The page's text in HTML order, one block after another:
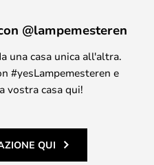
@lampemesteren
una casa unica all'altra.
#yesLampemesteren e
vostra casa qui!
QUI